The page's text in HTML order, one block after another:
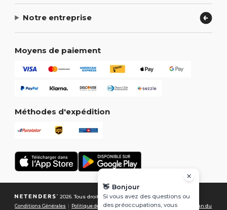
Notre entreprise
Moyens de paiement
Méthodes d'expédition
2026. Tous droits réservés
Conditions Générales Politique de Confidentialité|Politique de Cookies
Plan du
👋 Bonjour
Si vous avez des questions ou
des préoccupations, vous